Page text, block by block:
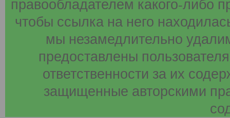
правообладателем какого-либо
чтобы ссылка на него
мы незамедлительно
предоставлены
ответственности за их
защищенные авторскими